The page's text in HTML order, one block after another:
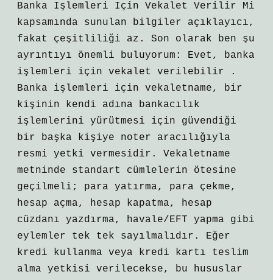
Banka Işlemleri Için Vekalet Verilir Mi
kapsamında sunulan bilgiler açıklayıcı,
fakat çeşitliliği az. Son olarak ben şu
ayrıntıyı önemli buluyorum: Evet, banka
işlemleri için vekalet verilebilir .
Banka işlemleri için vekaletname, bir
kişinin kendi adına bankacılık
işlemlerini yürütmesi için güvendiği
bir başka kişiye noter aracılığıyla
resmi yetki vermesidir. Vekaletname
metninde standart cümlelerin ötesine
geçilmeli; para yatırma, para çekme,
hesap açma, hesap kapatma, hesap
cüzdanı yazdırma, havale/EFT yapma gibi
eylemler tek tek sayılmalıdır. Eğer
kredi kullanma veya kredi kartı teslim
alma yetkisi verilecekse, bu hususlar